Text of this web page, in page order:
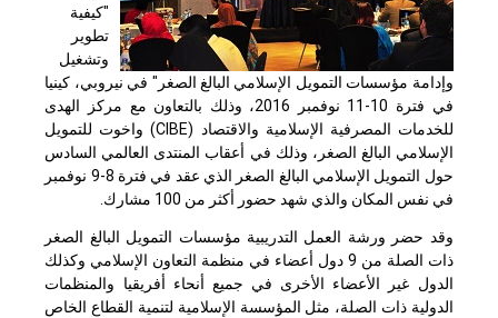
"كيفية
تطوير
وتشغيل
وإدامة مؤسسات التمويل الإسلامي البالغ الصغر" في نيروبي، كينيا
في فترة 10-11 نوفمبر 2016، وذلك بالتعاون مع مركز الهدى
للخدمات المصرفية الإسلامية والاقتصاد (CIBE) واخوت للتمويل
الإسلامي البالغ الصغر، وذلك في أعقاب المنتدى العالمي السادس
حول التمويل الإسلامي البالغ الصغر الذي عقد في فترة 8-9 نوفمبر
في نفس المكان والذي شهد حضور أكثر من 100 مشارك.
وقد حضر ورشة العمل التدريبية مؤسسات التمويل البالغ الصغر
ذات الصلة من 9 دول أعضاء في منظمة التعاون الإسلامي وكذلك
الدول غير الأعضاء الأخرى في جميع أنحاء أفريقيا والمنظمات
الدولية ذات الصلة، مثل المؤسسة الإسلامية لتنمية القطاع الخاص